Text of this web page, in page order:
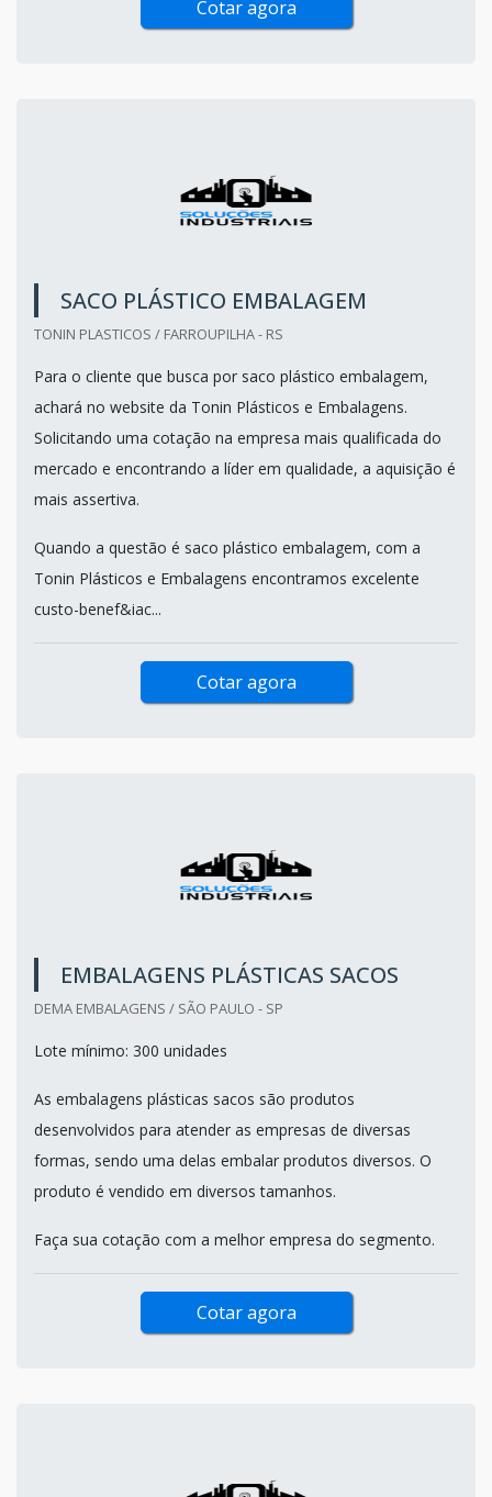
Cotar agora
SACO PLÁSTICO EMBALAGEM
TONIN PLASTICOS / FARROUPILHA - RS
Para o cliente que busca por saco plástico embalagem,
achará no website da Tonin Plásticos e Embalagens.
Solicitando uma cotação na empresa mais qualificada do
mercado e encontrando a líder em qualidade, a aquisição é
mais assertiva.
Quando a questão é saco plástico embalagem, com a
Tonin Plásticos e Embalagens encontramos excelente
custo-benef&iac...
Cotar agora
EMBALAGENS PLÁSTICAS SACOS
DEMA EMBALAGENS / SÃO PAULO - SP
Lote mínimo: 300 unidades
As embalagens plásticas sacos são produtos
desenvolvidos para atender as empresas de diversas
formas, sendo uma delas embalar produtos diversos. O
produto é vendido em diversos tamanhos.
Faça sua cotação com a melhor empresa do segmento.
Cotar agora